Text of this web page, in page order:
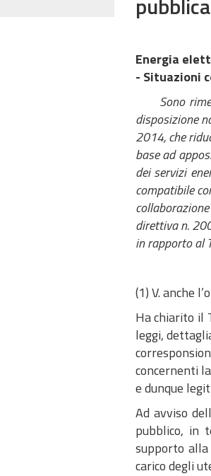
Energia
- Situazioni
Sono
disposizione
2014, che
base ad
dei servizi
compatibile
direttiva n.
in rapporto al
(1) V. anche
Ha chiarito il
leggi,
concernenti
e dunque
Ad avviso
pubblico, in
supporto
carico degli